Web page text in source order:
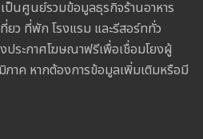
ป็นศูนย์รวมข้อมูลธุรกิจร้านอาหาร
ยว ที่พัก โรงแรม และรีสอร์ททั่ว
ประกาศโฆษณาฟรีเพื่อเชื่อมโยงผู้
าค หากต้องการข้อมูลเพิ่มเติมหรือมี